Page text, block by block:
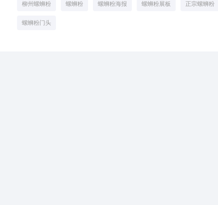
柳州螺蛳粉 螺蛳粉 螺蛳粉海报 螺蛳粉展板 正宗螺蛳粉
螺蛳粉门头